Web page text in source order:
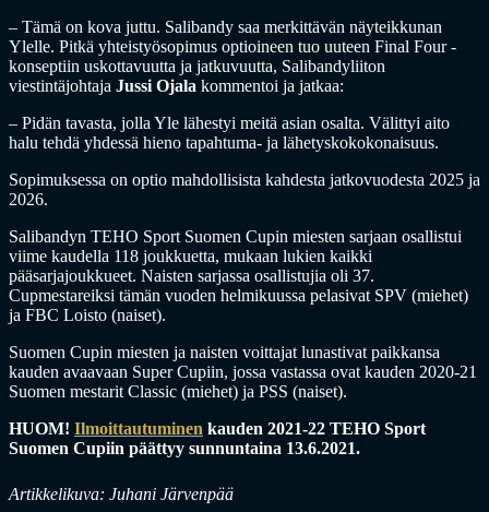
– Tämä on kova juttu. Salibandy saa merkittävän näyteikkunan
Ylelle. Pitkä yhteistyösopimus optioineen tuo uuteen Final Four -
konseptiin uskottavuutta ja jatkuvuutta, Salibandyliiton
viestintäjohtaja Jussi Ojala kommentoi ja jatkaa:
– Pidän tavasta, jolla Yle lähestyi meitä asian osalta. Välittyi aito
halu tehdä yhdessä hieno tapahtuma- ja lähetyskokokonaisuus.
Sopimuksessa on optio mahdollisista kahdesta jatkovuodesta 2025 ja
2026.
Salibandyn TEHO Sport Suomen Cupin miesten sarjaan osallistui
viime kaudella 118 joukkuetta, mukaan lukien kaikki
pääsarjajoukkueet. Naisten sarjassa osallistujia oli 37.
Cupmestareiksi tämän vuoden helmikuussa pelasivat SPV (miehet)
ja FBC Loisto (naiset).
Suomen Cupin miesten ja naisten voittajat lunastivat paikkansa
kauden avaavaan Super Cupiin, jossa vastassa ovat kauden 2020-21
Suomen mestarit Classic (miehet) ja PSS (naiset).
HUOM! Ilmoittautuminen kauden 2021-22 TEHO Sport
Suomen Cupiin päättyy sunnuntaina 13.6.2021.
Artikkelikuva: Juhani Järvenpää